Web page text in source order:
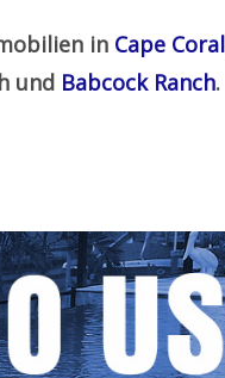
in Cape Coral
und Babcock Ranch.